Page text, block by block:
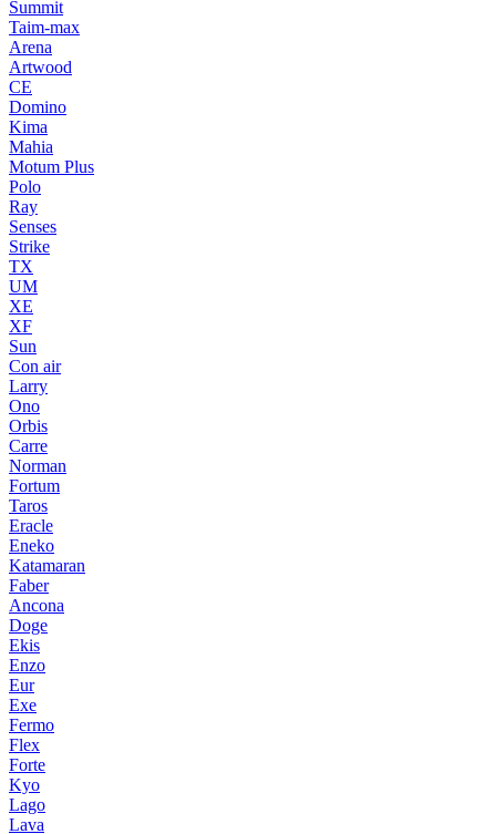
Summit
Taim-max
Arena
Artwood
CE
Domino
Kima
Mahia
Motum Plus
Polo
Ray
Senses
Strike
TX
UM
XE
XF
Sun
Con air
Larry
Ono
Orbis
Carre
Norman
Fortum
Taros
Eracle
Eneko
Katamaran
Faber
Ancona
Doge
Ekis
Enzo
Eur
Exe
Fermo
Flex
Forte
Kyo
Lago
Lava